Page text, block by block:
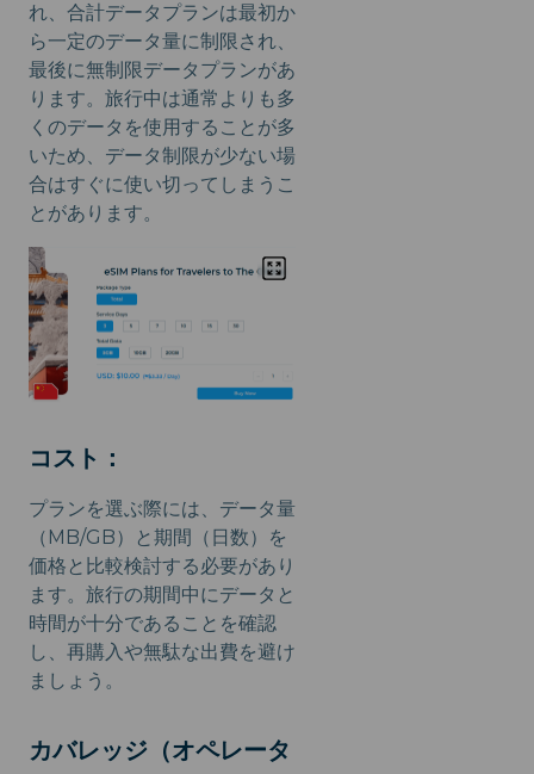
れ、合計データプランは最初か
ら一定のデータ量に制限され、
最後に無制限データプランがあ
ります。旅行中は通常よりも多
くのデータを使用することが多
いため、データ制限が少ない場
合はすぐに使い切ってしまうこ
とがあります。
コスト：
プランを選ぶ際には、データ量
（MB/GB）と期間（日数）を
価格と比較検討する必要があり
ます。旅行の期間中にデータと
時間が十分であることを確認
し、再購入や無駄な出費を避け
ましょう。
カバレッジ（オペレータ